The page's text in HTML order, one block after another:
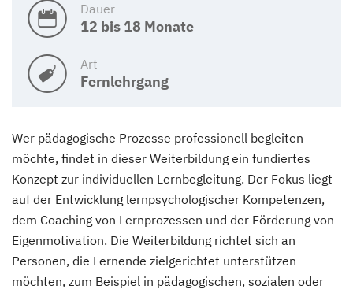
Dauer
12 bis 18 Monate
Art
Fernlehrgang
Wer pädagogische Prozesse professionell begleiten
möchte, findet in dieser Weiterbildung ein fundiertes
Konzept zur individuellen Lernbegleitung. Der Fokus liegt
auf der Entwicklung lernpsychologischer Kompetenzen,
dem Coaching von Lernprozessen und der Förderung von
Eigenmotivation. Die Weiterbildung richtet sich an
Personen, die Lernende zielgerichtet unterstützen
möchten, zum Beispiel in pädagogischen, sozialen oder